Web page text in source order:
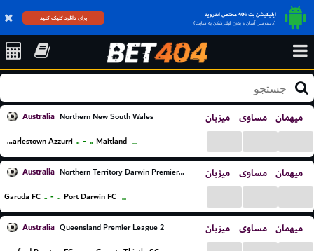
اپلیکیشن بت 404 مختص اندروید
(دسترسی آسان و بدون فیلترشکن به سایت)
برای دانلود کلیک کنید
Australia Northern New South Wales میزبان مساوی میهمان
Charlestown Azzurri .. - .. Maitland ...
Australia Northern Territory Darwin Premier League میزبان مساوی میهمان
Garuda FC .. - .. Port Darwin FC ...
Australia Queensland Premier League 2 میزبان مساوی میهمان